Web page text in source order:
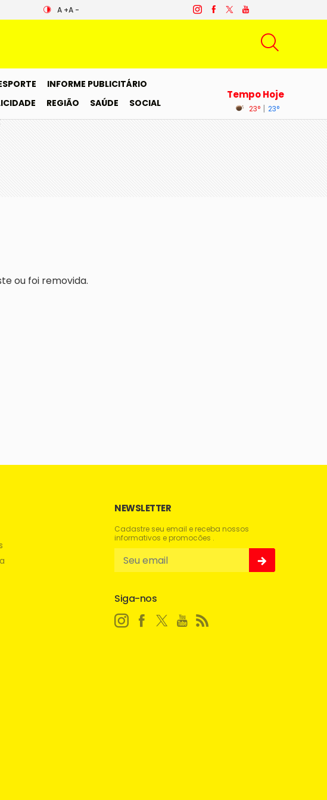
A +A -
INFORME PUBLICITÁRIO
REGIÃO SAÚDE
SOCIAL
Tempo Hoje
23° | 23°
ou foi removida.
NEWSLETTER
Cadastre seu email e receba nossos
informativos e promocões .
Siga-nos